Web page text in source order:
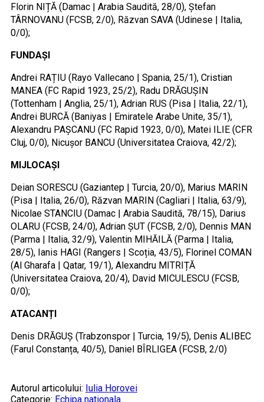
Florin NIȚĂ (Damac | Arabia Saudită, 28/0), Ștefan
TÂRNOVANU (FCSB, 2/0), Răzvan SAVA (Udinese | Italia,
0/0);
FUNDAȘI
Andrei RAȚIU (Rayo Vallecano | Spania, 25/1), Cristian
MANEA (FC Rapid 1923, 25/2), Radu DRĂGUȘIN
(Tottenham | Anglia, 25/1), Adrian RUS (Pisa | Italia, 22/1),
Andrei BURCĂ (Baniyas | Emiratele Arabe Unite, 35/1),
Alexandru PAȘCANU (FC Rapid 1923, 0/0), Matei ILIE (CFR
Cluj, 0/0), Nicușor BANCU (Universitatea Craiova, 42/2);
MIJLOCAȘI
Deian SORESCU (Gaziantep | Turcia, 20/0), Marius MARIN
(Pisa | Italia, 26/0), Răzvan MARIN (Cagliari | Italia, 63/9),
Nicolae STANCIU (Damac | Arabia Saudită, 78/15), Darius
OLARU (FCSB, 24/0), Adrian ȘUT (FCSB, 2/0), Dennis MAN
(Parma | Italia, 32/9), Valentin MIHĂILĂ (Parma | Italia,
28/5), Ianis HAGI (Rangers | Scoția, 43/5), Florinel COMAN
(Al Gharafa | Qatar, 19/1), Alexandru MITRIȚĂ
(Universitatea Craiova, 20/4), David MICULESCU (FCSB,
0/0);
ATACANȚI
Denis DRĂGUȘ (Trabzonspor | Turcia, 19/5), Denis ALIBEC
(Farul Constanța, 40/5), Daniel BÎRLIGEA (FCSB, 2/0)
Autorul articolului: Iulia Horovei
Categorie: Echipa nationala